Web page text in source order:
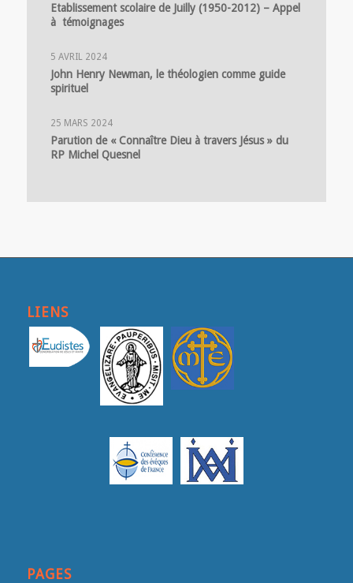
Etablissement scolaire de Juilly (1950-2012) – Appel
à témoignages
5 AVRIL 2024
John Henry Newman, le théologien comme guide
spirituel
25 MARS 2024
Parution de « Connaître Dieu à travers Jésus » du
RP Michel Quesnel
LIENS
PAGES